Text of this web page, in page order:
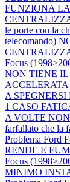
FUNZIONA
le porte con la
telecomando)
Focus
NON TIENE
A
1 CASO
A VOLTE NON
farfallato che la
Problema Ford
RENDE E
Focus
MINIMO